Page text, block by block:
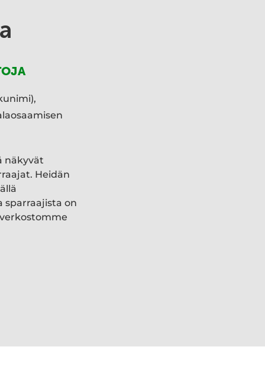
näkyvät
Heidän
sparraajista on